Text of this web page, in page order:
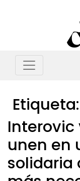
Etiqueta:
Interovic
unen en
solidaria